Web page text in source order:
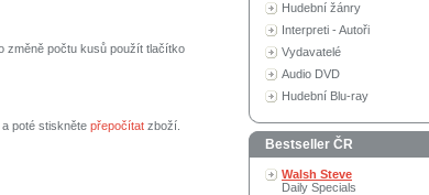
změně počtu kusů použít tlačítko
poté stiskněte přepočítat zboží.
Hudební žánry
Interpreti - Autoři
Vydavatelé
Audio DVD
Hudební Blu-ray
Bestseller ČR
Walsh Steve
Daily Specials